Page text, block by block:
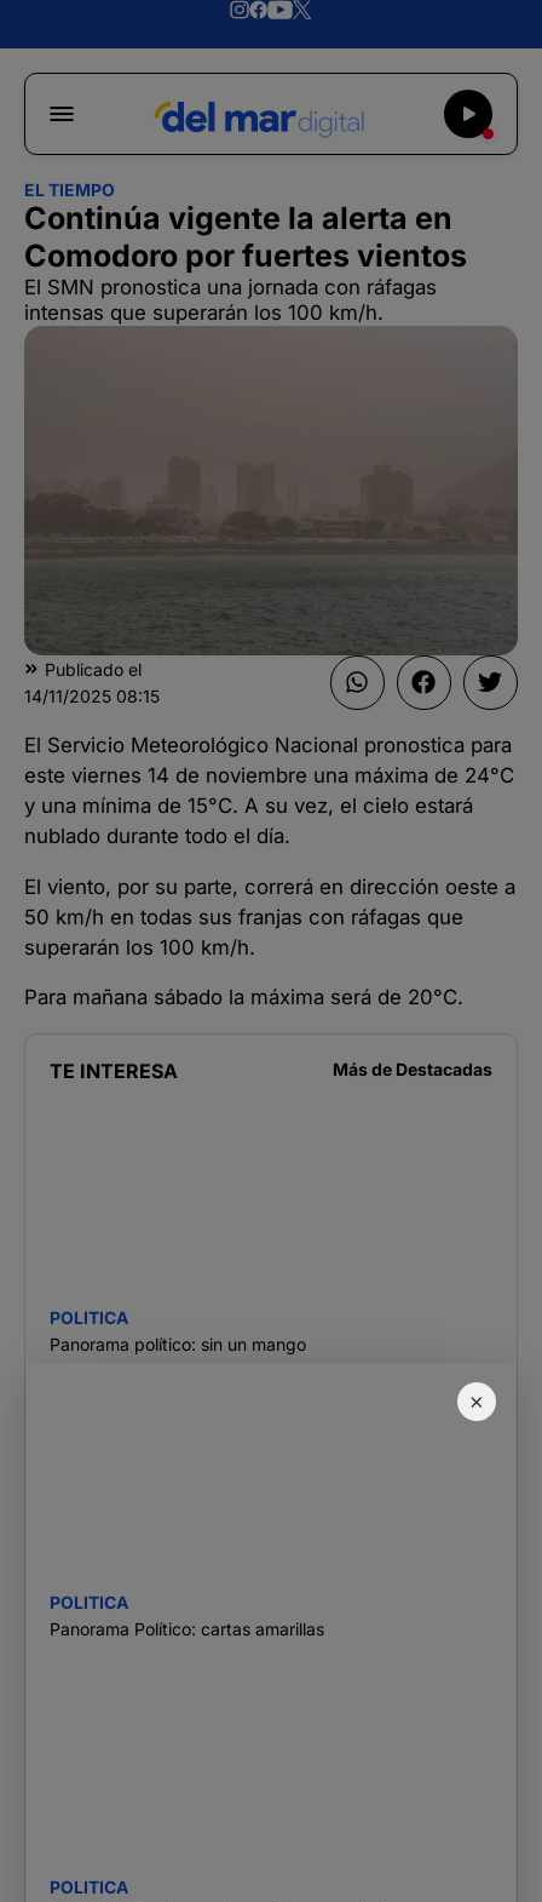
×
EL TIEMPO
Continúa vigente la alerta en
Comodoro por fuertes vientos
El SMN pronostica una jornada con ráfagas
intensas que superarán los 100 km/h.
Publicado el
14/11/2025 08:15
El Servicio Meteorológico Nacional pronostica para
este viernes 14 de noviembre una máxima de 24°C
y una mínima de 15°C. A su vez, el cielo estará
nublado durante todo el día.
El viento, por su parte, correrá en dirección oeste a
50 km/h en todas sus franjas con ráfagas que
superarán los 100 km/h.
Para mañana sábado la máxima será de 20°C.
TE INTERESA Más de Destacadas
POLITICA
Panorama político: sin un mango
POLITICA
Panorama Político: cartas amarillas
POLITICA